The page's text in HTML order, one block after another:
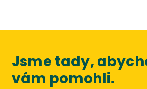
Jsme tady,
vám pomohli.